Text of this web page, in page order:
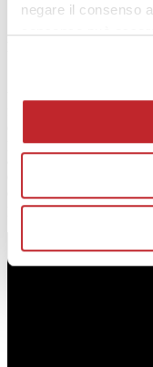
negare il consenso
consenso può
Se i grandi formati e i
quadrotti di 10×10
personalizzazione di
anche formati piccoli
dimensioni mini
decori particolari per le
progetto su misura.